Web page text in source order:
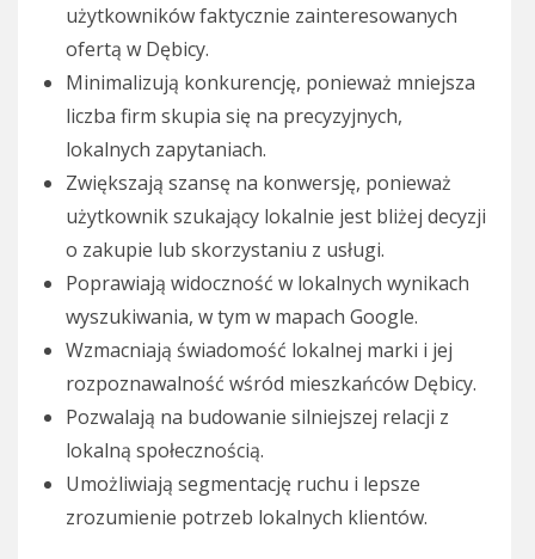
użytkowników faktycznie zainteresowanych
ofertą w Dębicy.
Minimalizują konkurencję, ponieważ mniejsza
liczba firm skupia się na precyzyjnych,
lokalnych zapytaniach.
Zwiększają szansę na konwersję, ponieważ
użytkownik szukający lokalnie jest bliżej decyzji
o zakupie lub skorzystaniu z usługi.
Poprawiają widoczność w lokalnych wynikach
wyszukiwania, w tym w mapach Google.
Wzmacniają świadomość lokalnej marki i jej
rozpoznawalność wśród mieszkańców Dębicy.
Pozwalają na budowanie silniejszej relacji z
lokalną społecznością.
Umożliwiają segmentację ruchu i lepsze
zrozumienie potrzeb lokalnych klientów.